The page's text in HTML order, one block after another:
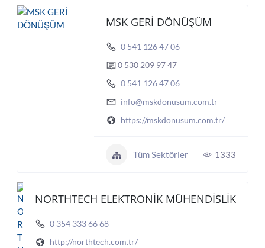
MSK GERİ DÖNÜŞÜM
0 541 126 47 06
0 530 209 97 47
0 541 126 47 06
info@mskdonusum.com.tr
https://mskdonusum.com.tr/
Tüm Sektörler 1333
NORTHTECH ELEKTRONİK MÜHENDİSLİK
0 354 333 66 68
http://northtech.com.tr/